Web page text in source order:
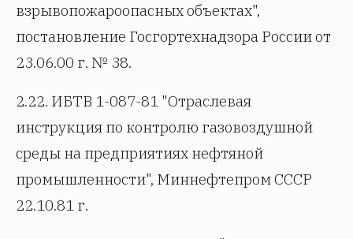
взрывопожароопасных объектах",
постановление Госгортехнадзора России от
23.06.00 г. № 38.
2.22. ИБТВ 1-087-81 "Отраслевая
инструкция по контролю газовоздушной
среды на предприятиях нефтяной
промышленности", Миннефтепром СССР
22.10.81 г.